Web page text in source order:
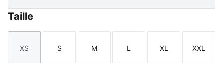
Taille
Taille
XS
Taille
S
Taille
M
Taille
L
Taille
XL
Taille
XXL